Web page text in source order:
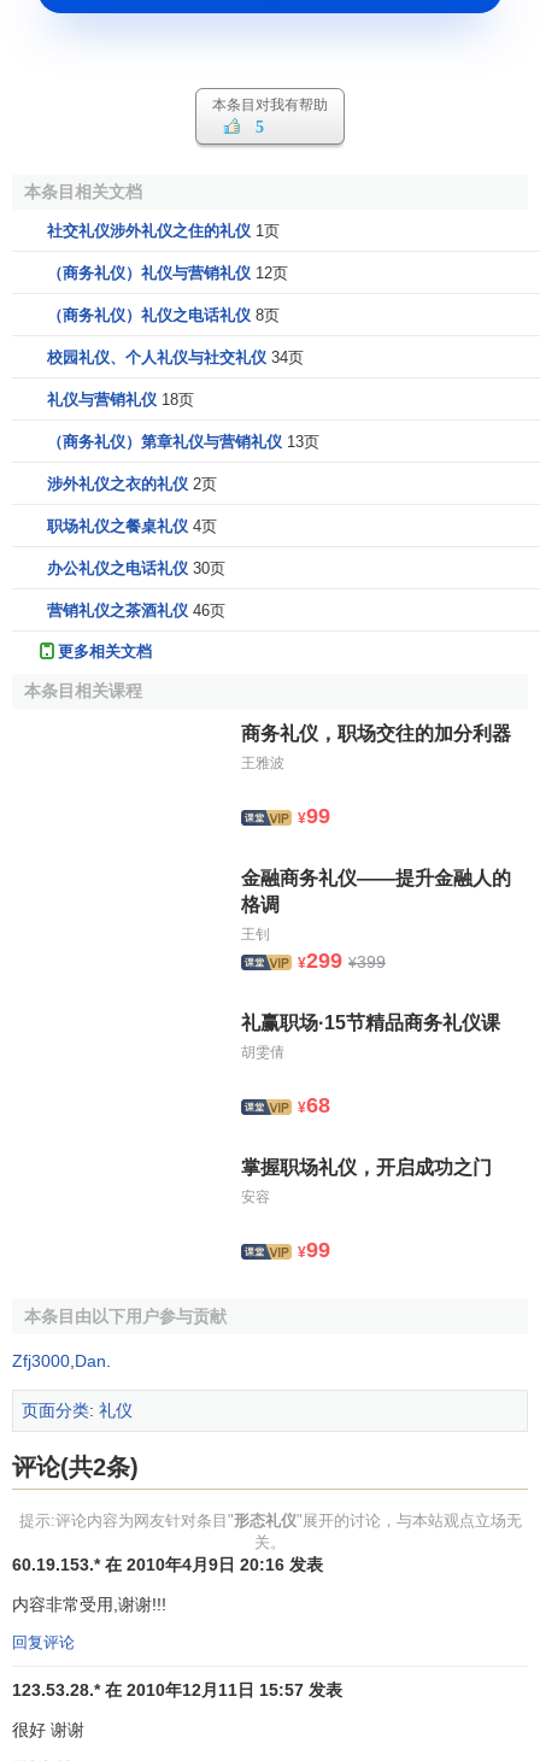
腿上。这是正式场合的最基本坐姿，可给人以诚恳、认真的
不可分开，两腿交叠呈一直线，才会造成纤细的感觉。双脚
置放的方法可视坐椅的高矮而定，既可以垂直，也可与地面
呈45度角斜放。脚尖不可翘起，更不应直指他人。采用这种
好采用这种坐姿。具体要求是，双腿并拢之后，双脚同时向
右侧或左侧斜放，并且与地面形成45度左右的夹角。这种坐
开，小腿间也不要有距离。
部交叉之后略向左侧或右侧斜放。坐在主席台上、办公桌后
面或公共汽车上时，比较适合采用这种坐姿，感觉比较自
第五，双脚内放式。其作法是，两条小腿向后侧屈回，
其在自己并不受注目的场合使用，显得轻松自然。
还可以将脚踝盘起，往椅子下面靠。但像沙发这样下面没有
女子就坐时还要注意两点：第一，在正式场合就坐时，
背部要保持挺直。不应倚靠在椅背上，尤其是不应把头靠在
椅背上。第二，应注意就坐后双手放置的位置。一般坐下之
雅观的，也是非常失礼的。
人的走姿就可以了解他的欢乐或悲痛，热情而富有进取精神
或失意而懒散，以及是否受人欢迎等。人在行走时要保持稳
正，腰部挺拔，步履稳健，步幅均匀，上身避免左右摇摆，
盈，显出阴柔之美。在一般公关活动场合，避免匆忙地奔
如果在有许多人的场合，必须向周围的公众说“对不起”，侧身
从人群中穿过。
手势是人际交往过程中非常重要的一种表达思想、情感
的方式，是一种独特的体态语言。在社会活动中，恰当的手
势语言的使用，可以增加语言的说服力，甚至能表达语言无
种常见的手势动作，了解其含义。
的流露与表现。在
本条目对我有帮助
5
本条目相关文档
社交礼仪涉外礼仪之住的礼仪 1页
（商务礼仪）礼仪与营销礼仪 12页
（商务礼仪）礼仪之电话礼仪 8页
校园礼仪、个人礼仪与社交礼仪 34页
礼仪与营销礼仪 18页
（商务礼仪）第章礼仪与营销礼仪 13页
涉外礼仪之衣的礼仪 2页
职场礼仪之餐桌礼仪 4页
办公礼仪之电话礼仪 30页
营销礼仪之茶酒礼仪 46页
更多相关文档
本条目相关课程
商务礼仪，职场交往的加分利器
王雅波
¥99
金融商务礼仪——提升金融人的
格调
王钊
¥299 ¥399
礼赢职场·15节精品商务礼仪课
胡雯倩
¥68
掌握职场礼仪，开启成功之门
安容
¥99
本条目由以下用户参与贡献
Zfj3000 Dan
页面分类: 礼仪
评论(共2条)
提示:评论内容为网友针对条目"形态礼仪"展开的讨论，与本站观点立场无
关。
60.19.153.* 在 2010年4月9日 20:16 发表
内容非常受用,谢谢!!!
回复评论
123.53.28.* 在 2010年12月11日 15:57 发表
很好 谢谢